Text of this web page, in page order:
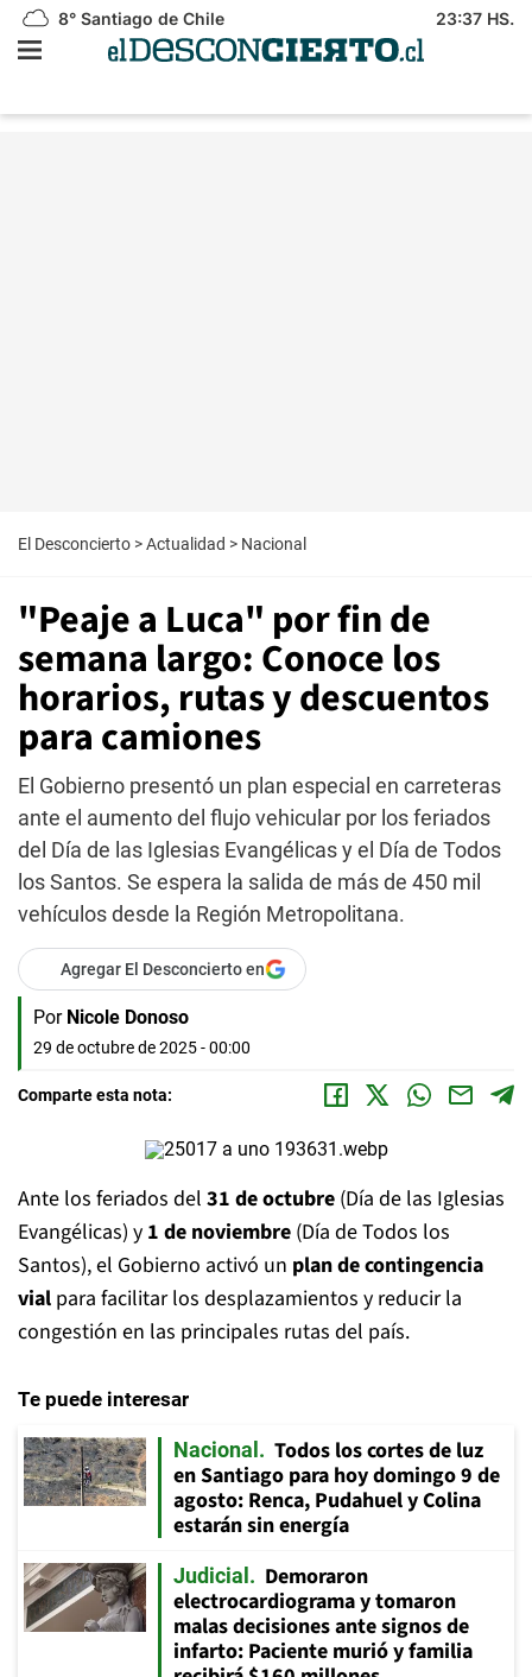
8° Santiago de Chile 23:37 HS.
El Desconcierto >Actualidad > Nacional
"Peaje a Luca" por fin de
semana largo: Conoce los
horarios, rutas y descuentos
para camiones
El Gobierno presentó un plan especial en carreteras
ante el aumento del flujo vehicular por los feriados
del Día de las Iglesias Evangélicas y el Día de Todos
los Santos. Se espera la salida de más de 450 mil
vehículos desde la Región Metropolitana.
Agregar El Desconcierto en
Por Nicole Donoso
29 de octubre de 2025 - 00:00
Comparte esta nota:
Ante los feriados del 31 de octubre (Día de las Iglesias
Evangélicas) y 1 de noviembre (Día de Todos los
Santos), el Gobierno activó un plan de contingencia
vial para facilitar los desplazamientos y reducir la
congestión en las principales rutas del país.
Te puede interesar
Nacional
Todos los cortes de luz
en Santiago para hoy domingo 9 de
agosto: Renca, Pudahuel y Colina
estarán sin energía
Judicial
Demoraron
electrocardiograma y tomaron
malas decisiones ante signos de
infarto: Paciente murió y familia